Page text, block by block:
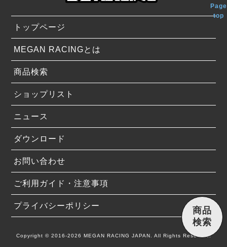
トップページ
MEGAN RACINGとは
商品検索
ショップリスト
ニュース
ダウンロード
お問い合わせ
ご利用ガイド・注意事項
プライバシーポリシー
Copyright © 2016-2026 MEGAN RACING JAPAN. All Rights Reserved.
Page
top
商品
検索